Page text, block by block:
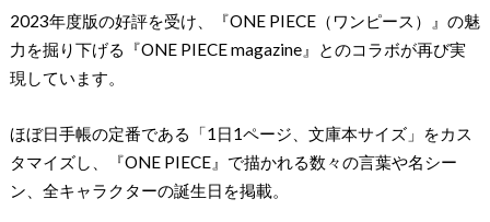
2023年度版の好評を受け、『ONE PIECE（ワンピース）』の魅
力を掘り下げる『ONE PIECE magazine』とのコラボが再び実
現しています。
ほぼ日手帳の定番である「1日1ページ、文庫本サイズ」をカス
タマイズし、『ONE PIECE』で描かれる数々の言葉や名シー
ン、全キャラクターの誕生日を掲載。